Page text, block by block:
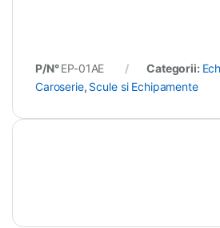
P/N°EP-01AE Categorii:
Caroserie, Scule si Echipamente